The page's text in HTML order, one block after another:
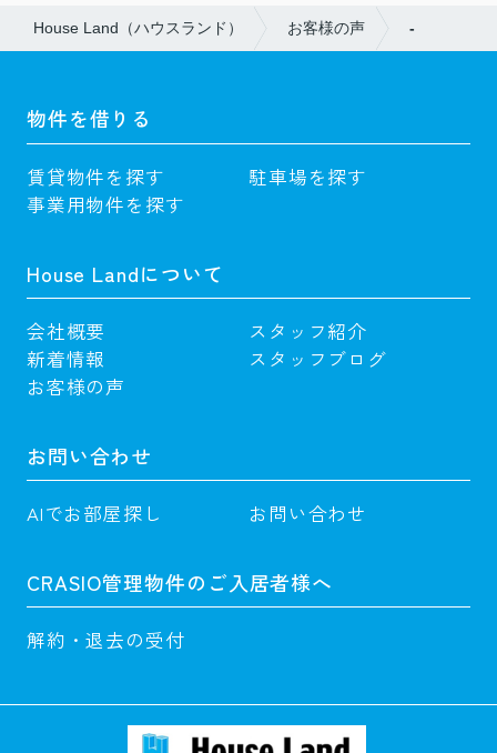
House Land（ハウスランド） お客様の声 -
物件を借りる
賃貸物件を探す
駐車場を探す
事業用物件を探す
House Landについて
会社概要
スタッフ紹介
新着情報
スタッフブログ
お客様の声
お問い合わせ
AIでお部屋探し お問い合わせ
CRASIO管理物件のご入居者様へ
解約・退去の受付